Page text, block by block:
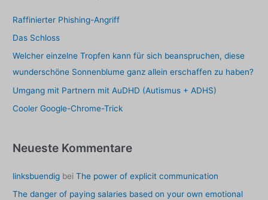
n
a
c
h
Raffinierter Phishing-Angriff
Das Schloss
Welcher einzelne Tropfen kann für sich beanspruchen, diese
wunderschöne Sonnenblume ganz allein erschaffen zu haben?
Umgang mit Partnern mit AuDHD (Autismus + ADHS)
Cooler Google-Chrome-Trick
Neueste Kommentare
linksbuendig beiThe power of explicit communication
The danger of paying salaries based on your own emotional